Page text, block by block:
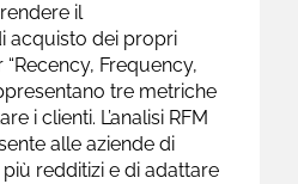
il
acquisto dei propri
Frequency,
tre metriche
i clienti. L’analisi RFM
alle aziende di
redditizi e di adattare